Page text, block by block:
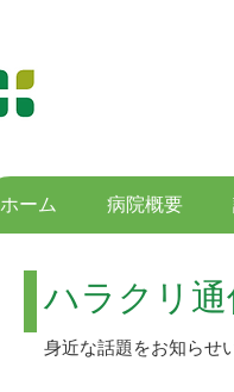
ホーム 病院概要
ハラクリ
身近な話題をお知らせ